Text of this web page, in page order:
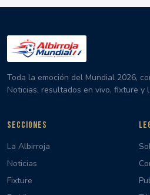
Toda la emoción del Mundial 2026,
Noticias, resultados en vivo, fixture y
SECCIONES
La Albirroja
Noticias
Fixture